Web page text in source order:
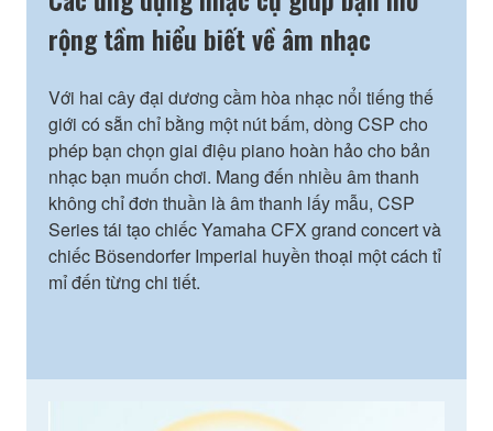
rộng tầm hiểu biết về âm nhạc
Với hai cây đại dương cầm hòa nhạc nổi tiếng thế
giới có sẵn chỉ bằng một nút bấm, dòng CSP cho
phép bạn chọn giai điệu piano hoàn hảo cho bản
nhạc bạn muốn chơi. Mang đến nhiều âm thanh
không chỉ đơn thuần là âm thanh lấy mẫu, CSP
Series tái tạo chiếc Yamaha CFX grand concert và
chiếc Bӧsendorfer Imperial huyền thoại một cách tỉ
mỉ đến từng chi tiết.